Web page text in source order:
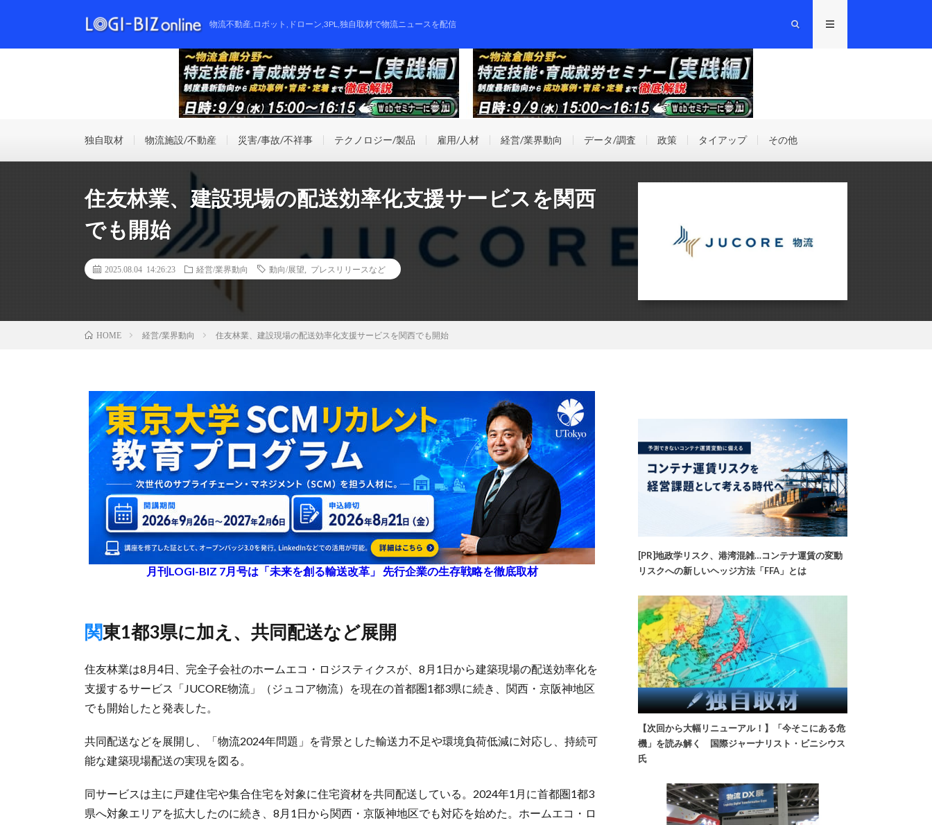
物流不動産,ロボット,ドローン,3PL,独自取材で物流ニュースを配信
独自取材 物流施設/不動産 災害/事故/不祥事 テクノロジー/製品 雇用/人材 経営/業界動向 データ/調査 政策 タイアップ その他
住友林業、建設現場の配送効率化支援サービスを関西
でも開始
2025.08.04 14:26:23 経営/業界動向 動向/展望 プレスリリースなど
HOME 経営/業界動向 住友林業、建設現場の配送効率化支援サービスを関西でも開始
月刊LOGI-BIZ 7月号は「未来を創る輸送改革」 先行企業の生存戦略を徹底取材
関東1都3県に加え、共同配送など展開
住友林業は8月4日、完全子会社のホームエコ・ロジスティクスが、8月1日から建築現場の配送効率化を
支援するサービス「JUCORE物流」（ジュコア物流）を現在の首都圏1都3県に続き、関西・京阪神地区
でも開始したと発表した。
共同配送などを展開し、「物流2024年問題」を背景とした輸送力不足や環境負荷低減に対応し、持続可
能な建築現場配送の実現を図る。
同サービスは主に戸建住宅や集合住宅を対象に住宅資材を共同配送している。2024年1月に首都圏1都3
県へ対象エリアを拡大したのに続き、8月1日から関西・京阪神地区でも対応を始めた。ホームエコ・ロ
[PR]地政学リスク、港湾混雑…コンテナ運賃の変動
リスクへの新しいヘッジ方法「FFA」とは
【次回から大幅リニューアル！】「今そこにある危
機」を読み解く 国際ジャーナリスト・ビニシウス
氏